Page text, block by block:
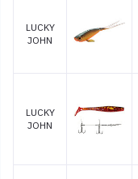
LUCKY
JOHN
LUCKY
JOHN